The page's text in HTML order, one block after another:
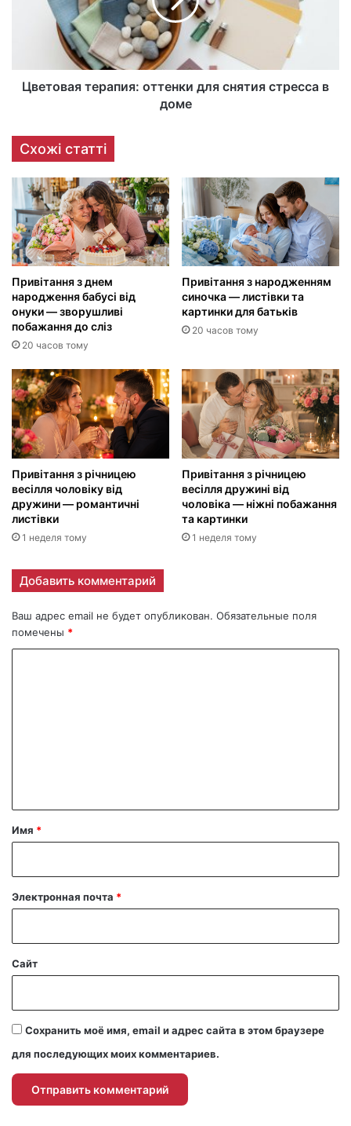
Цветовая терапия: оттенки для снятия стресса в
доме
Схожі статті
Привітання з днем
народження бабусі від
онуки — зворушливі
побажання до сліз
20 часов тому
Привітання з народженням
синочка — листівки та
картинки для батьків
20 часов тому
Привітання з річницею
весілля чоловіку від
дружини — романтичні
листівки
1 неделя тому
Привітання з річницею
весілля дружині від
чоловіка — ніжні побажання
та картинки
1 неделя тому
Добавить комментарий
Ваш адрес email не будет опубликован. Обязательные поля
помечены *
а
й
Имя *
Электронная почта *
Сайт
Сохранить моё имя, email и адрес сайта в этом браузере
для последующих моих комментариев.